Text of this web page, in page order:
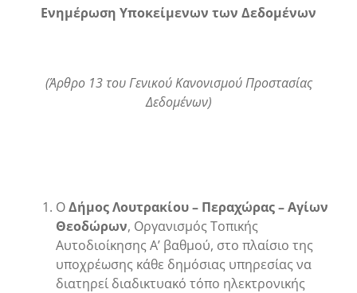
Ενημέρωση Υποκείμενων των Δεδομένων
(Άρθρο 13 του Γενικού Κανονισμού Προστασίας
Δεδομένων)
ΟΔήμος Λουτρακίου – Περαχώρας – Αγίων
Θεοδώρων, Οργανισμός Τοπικής
Αυτοδιοίκησης Α’ βαθμού, στο πλαίσιο της
υποχρέωσης κάθε δημόσιας υπηρεσίας να
διατηρεί διαδικτυακό τόπο ηλεκτρονικής